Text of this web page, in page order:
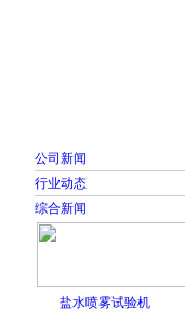
公司新闻
行业动态
综合新闻
盐水喷雾试验机